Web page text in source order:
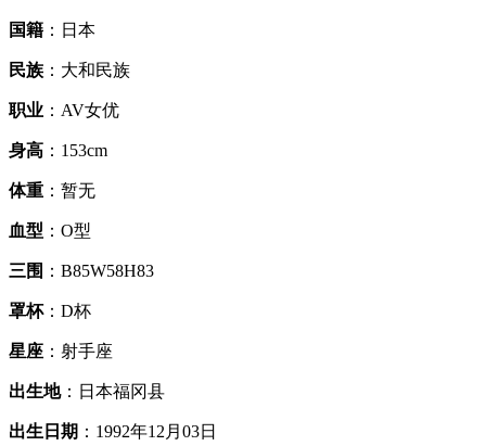
国籍 ：日本
民族 ：大和民族
职业 ：AV女优
身高 ：153cm
体重 ：暂无
血型 ：O型
三围 ：B85W58H83
罩杯：D杯
星座 ：射手座
出生地：日本福冈县
出生日期 ：1992年12月03日